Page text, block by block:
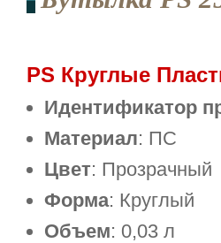
PS Круглые
Идентификатор
Материал: ПС
Цвет: Прозрачный
Форма: Круглый
Объем: 0,03 л